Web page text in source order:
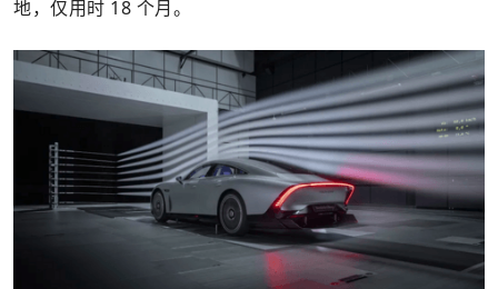
地，仅用时 18 个月。